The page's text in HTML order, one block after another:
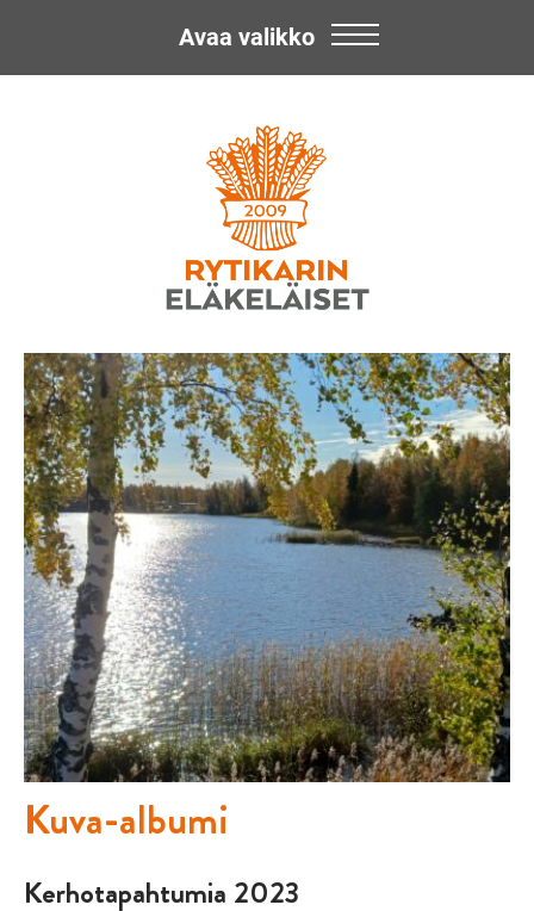
Eläkeläiset
ry
Avaa valikko
Kuva-albumi
Kerhotapahtumia 2023